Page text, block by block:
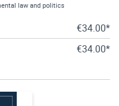
law and politics
€34.00*
€34.00*